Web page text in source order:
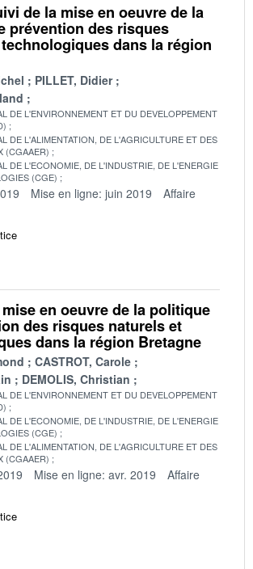
de la mise en oeuvre de la
prévention des risques
dans la région
PILLET, Didier
DE L'ENVIRONNEMENT ET DU DEVELOPPEMENT
DE L'ALIMENTATION, DE L'AGRICULTURE ET DES
(CGAAER)
DE L'ECONOMIE, DE L'INDUSTRIE, DE L'ENERGIE
(CGE)
Mise en ligne: juin 2019
Affaire
en oeuvre de la politique
des risques naturels et
dans la région Bretagne
CASTROT, Carole
DEMOLIS, Christian
DE L'ENVIRONNEMENT ET DU DEVELOPPEMENT
DE L'ECONOMIE, DE L'INDUSTRIE, DE L'ENERGIE
(CGE)
DE L'ALIMENTATION, DE L'AGRICULTURE ET DES
(CGAAER)
Mise en ligne: avr. 2019
Affaire